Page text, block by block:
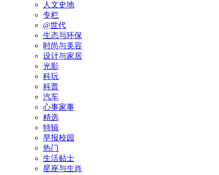
人文史地
专栏
@世代
生态与环保
时尚与美容
设计与家居
光影
科玩
科普
汽车
心事家事
精选
特辑
早报校园
热门
生活贴士
星座与生肖